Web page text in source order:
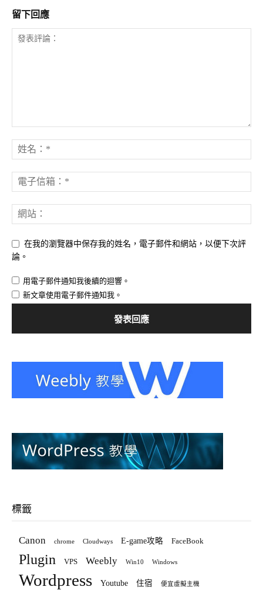
留下回應
在我的瀏覽器中保存我的姓名，電子郵件和網站，以便下次評
論。
用電子郵件通知我後續的迴響。
新文章使用電子郵件通知我。
標籤
Canon chrome Cloudways E-game攻略 FaceBook
Plugin VPS Weebly Win10 Windows
Wordpress Youtube 住宿 便宜虛擬主機